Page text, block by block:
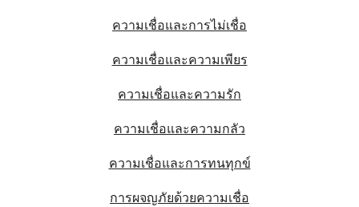
ความเชื่อและการไม่เชื่อ
ความเชื่อและความเพียร
ความเชื่อและความรัก
ความเชื่อและความกลัว
ความเชื่อและการทนทุกข์
การผจญภัยด้วยความเชื่อ